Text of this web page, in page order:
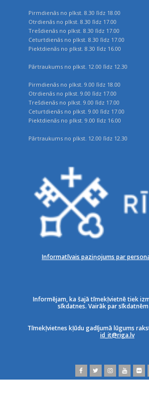
Pirmdienās no plkst. 8.30 līdz 18.00
Otrdienās no plkst. 8.30 līdz 17.00
Trešdienās no plkst. 8.30 līdz 17.00
Ceturtdienās no plkst. 8.30 līdz 17.00
Piektdienās no plkst. 8.30 līdz 16.00
Pārtraukums no plkst. 12.00 līdz 12.30
Pirmdienās no plkst. 9.00 līdz 18.00
Otrdienās no plkst. 9.00 līdz 17.00
Trešdienās no plkst. 9.00 līdz 17.00
Ceturtdienās no plkst. 9.00 līdz 17.00
Piektdienās no plkst. 9.00 līdz 16.00
Pārtraukums no plkst. 12.00 līdz 12.30
Informatīvais paziņojums par
Informējam, ka šajā tīmekļvietnē tiek
sīkdatnes. Vairāk par
Tīmekļvietnes kļūdu gadījumā lūgums
id_it@riga.lv